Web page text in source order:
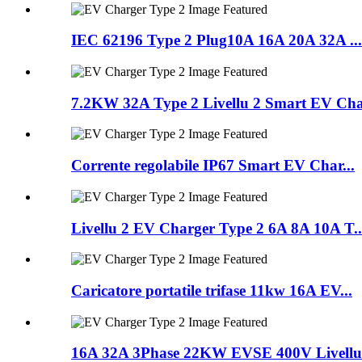
IEC 62196 Type 2 Plug10A 16A 20A 32A ...
7.2KW 32A Type 2 Livellu 2 Smart EV
Corrente regolabile IP67 Smart EV Char...
Livellu 2 EV Charger Type 2 6A 8A 10A
Caricatore portatile trifase 11kw 16A EV...
16A 32A 3Phase 22KW EVSE 400V